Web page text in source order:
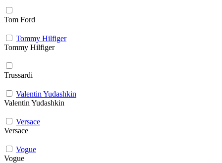
Tom Ford
Tommy Hilfiger
Tommy Hilfiger
Trussardi
Valentin Yudashkin
Valentin Yudashkin
Versace
Versace
Vogue
Vogue